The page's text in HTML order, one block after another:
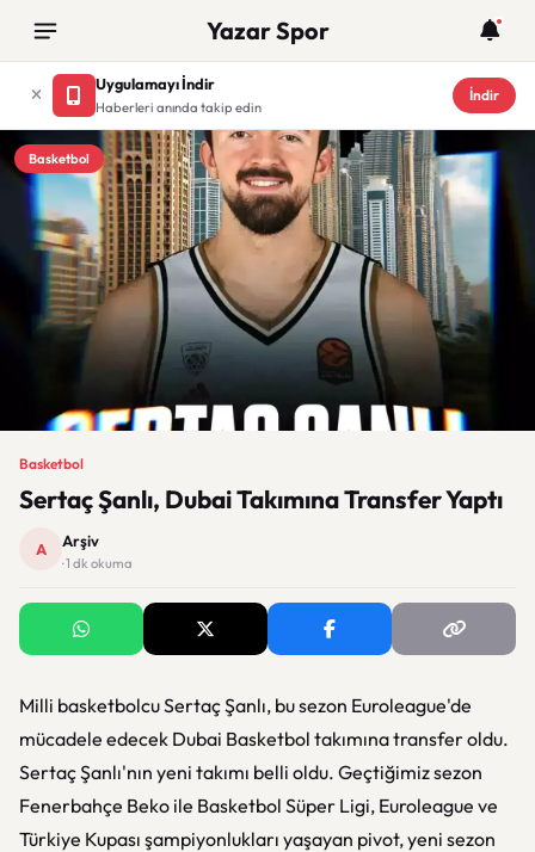
Yazar Spor
Uygulamayı İndir
Haberleri anında takip edin
İndir
Basketbol
Basketbol
Sertaç Şanlı, Dubai Takımına Transfer Yaptı
A Arşiv
· 1 dk okuma
Milli basketbolcu Sertaç Şanlı, bu sezon Euroleague'de
mücadele edecek Dubai Basketbol takımına transfer oldu.
Sertaç Şanlı'nın yeni takımı belli oldu. Geçtiğimiz sezon
Fenerbahçe Beko ile Basketbol Süper Ligi, Euroleague ve
Türkiye Kupası şampiyonlukları yaşayan pivot, yeni sezon